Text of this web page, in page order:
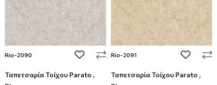
Rio-2090 add to wishlist
Ταπετσαρία Τοίχου Parato ,
Rio-2091 add to
Ταπετσαρία Τοίχου Parato ,